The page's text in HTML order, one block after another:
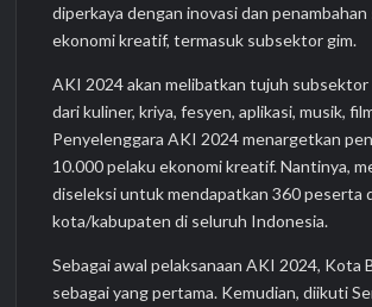
diperkaya dengan inovasi dan
ekonomi kreatif, termasuk subsektor gim.
AKI 2024 akan melibatkan tujuh subsektor
dari kuliner, kriya, fesyen, aplikasi, musik,
Penyelenggara AKI 2024 menargetkan
10.000 pelaku ekonomi kreatif. Nantinya,
diseleksi untuk mendapatkan 360 peserta
kota/kabupaten di seluruh Indonesia.
Sebagai awal pelaksanaan AKI 2024, Kota
sebagai yang pertama. Kemudian, diikuti